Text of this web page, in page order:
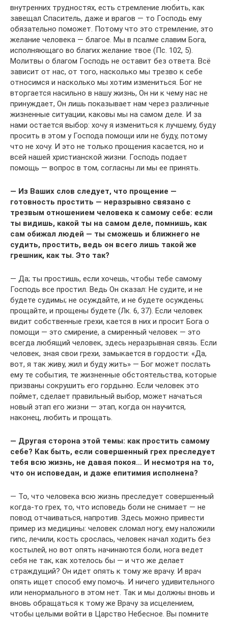
внутренних трудностях, есть стремление любить, как
завещал Спаситель, даже и врагов — то Господь ему
обязательно поможет. Потому что это стремление, это
желание человека — благое. Мы в псалме славим Бога,
исполняющаго во благих желание твое (Пс. 102, 5).
Молитвы о благом Господь не оставит без ответа. Всё
зависит от нас, от того, насколько мы трезво к себе
относимся и насколько мы хотим измениться. Бог не
вторгается насильно в нашу жизнь, Он ни к чему нас не
принуждает, Он лишь показывает нам через различные
жизненные ситуации, каковы мы на самом деле. И за
нами остается выбор: хочу я измениться к лучшему, буду
просить в этом у Господа помощи или не буду, потому
что не хочу. И это не только прощения касается, но и
всей нашей христианской жизни. Господь подает
помощь — вопрос в том, согласны ли мы ее принять.
— Из Ваших слов следует, что прощение —
готовность простить — неразрывно связано с
трезвым отношением человека к самому себе: если
ты видишь, какой ты на самом деле, помнишь, как
сам обижал людей — ты сможешь и ближнего не
судить, простить, ведь он всего лишь такой же
грешник, как ты. Это так?
— Да; ты простишь, если хочешь, чтобы тебе самому
Господь все простил. Ведь Он сказал: Не судите, и не
будете судимы; не осуждайте, и не будете осуждены;
прощайте, и прощены будете (Лк. 6, 37). Если человек
видит собственные грехи, кается в них и просит Бога о
помощи — это смирение, а смиренный человек — это
всегда любящий человек, здесь неразрывная связь. Если
человек, зная свои грехи, замыкается в гордости: «Да,
вот, я так живу, жил и буду жить» — Бог может послать
ему те события, те жизненные обстоятельства, которые
призваны сокрушить его гордыню. Если человек это
поймет, сделает правильный выбор, может начаться
новый этап его жизни — этап, когда он научится,
наконец, любить и прощать.
— Другая сторона этой темы: как простить самому
себе? Как быть, если совершенный грех преследует
тебя всю жизнь, не давая покоя… И несмотря на то,
что он исповедан, и даже епитимия исполнена?
— То, что человека всю жизнь преследует совершенный
когда-то грех, то, что исповедь боли не снимает — не
повод отчаиваться, напротив. Здесь можно привести
пример из медицины: человек сломал ногу, ему наложили
гипс, лечили, кость срослась, человек начал ходить без
костылей, но вот опять начинаются боли, нога ведет
себя не так, как хотелось бы — и что же делает
страждущий? Он идет опять к тому же врачу. И врач
опять ищет способ ему помочь. И ничего удивительного
или ненормального в этом нет. Так и мы должны вновь и
вновь обращаться к тому же Врачу за исцелением,
чтобы целыми войти в Царство Небесное. Вы помните